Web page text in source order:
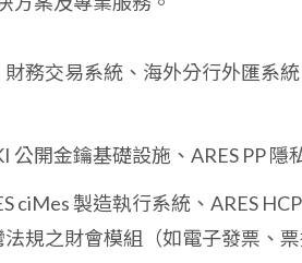
財務交易系統、海外分行外匯系
公開金鑰基礎設施、ARES PP 隱
ciMes 製造執行系統、ARES
規之財會模組（如電子發票、